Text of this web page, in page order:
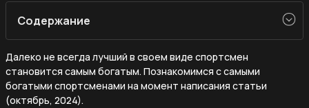
Содержание
Далеко не всегда лучший в своем виде спортсмен
становится самым богатым. Познакомимся с самыми
богатыми спортсменами на момент написания статьи
(октябрь, 2024).